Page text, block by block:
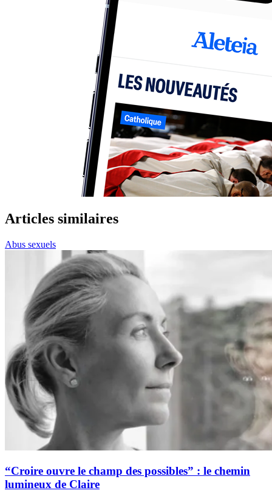
Articles similaires
Abus sexuels
“Croire ouvre le champ des possibles” : le chemin
lumineux de Claire